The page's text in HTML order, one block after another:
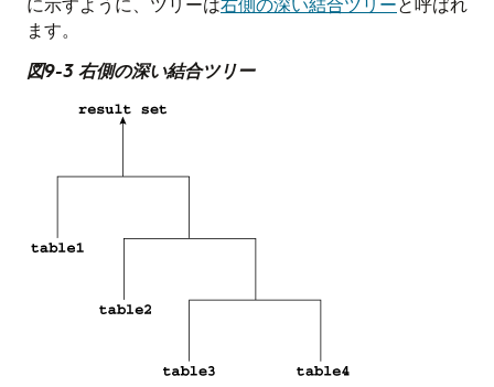
ます。
図9-3 右側の深い結合ツリー